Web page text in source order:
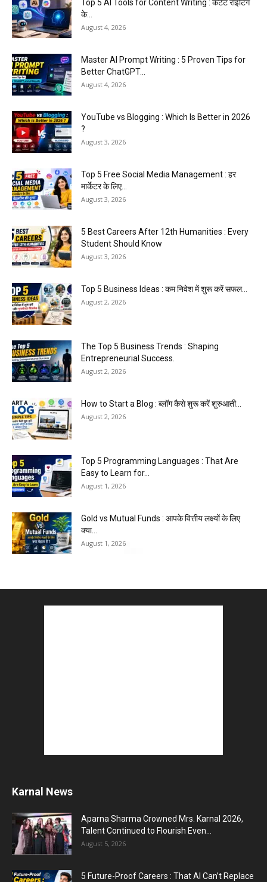
Top 5 AI Tools for Content Writing : कंटेंट राइटिंग
के...
August 4, 2026
Master AI Prompt Writing : 5 Proven Tips for
Better ChatGPT...
August 4, 2026
YouTube vs Blogging : Which Is Better in 2026
?
August 3, 2026
Top 5 Free Social Media Management : हर
मार्केटर के लिए...
August 3, 2026
5 Best Careers After 12th Humanities : Every
Student Should Know
August 3, 2026
Top 5 Business Ideas : कम निवेश में शुरू करें सफल...
August 2, 2026
The Top 5 Business Trends : Shaping
Entrepreneurial Success.
August 2, 2026
How to Start a Blog : ब्लॉग कैसे शुरू करें शुरुआती...
August 2, 2026
Top 5 Programming Languages : That Are
Easy to Learn for...
August 1, 2026
Gold vs Mutual Funds : आपके वित्तीय लक्ष्यों के लिए
क्या...
August 1, 2026
Karnal News
Aparna Sharma Crowned Mrs. Karnal 2026,
Talent Continued to Flourish Even...
August 5, 2026
5 Future-Proof Careers : That AI Can’t Replace